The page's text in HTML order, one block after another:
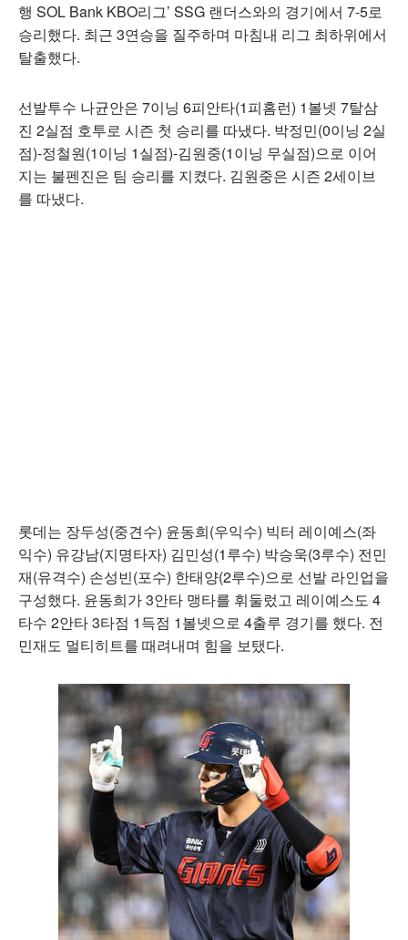
행 SOL Bank KBO리그’ SSG 랜더스와의 경기에서 7-5로
승리했다. 최근 3연승을 질주하며 마침내 리그 최하위에서
탈출했다.
선발투수 나균안은 7이닝 6피안타(1피홈런) 1볼넷 7탈삼
진 2실점 호투로 시즌 첫 승리를 따냈다. 박정민(0이닝 2실
점)-정철원(1이닝 1실점)-김원중(1이닝 무실점)으로 이어
지는 불펜진은 팀 승리를 지켰다. 김원중은 시즌 2세이브
를 따냈다.
롯데는 장두성(중견수) 윤동희(우익수) 빅터 레이예스(좌
익수) 유강남(지명타자) 김민성(1루수) 박승욱(3루수) 전민
재(유격수) 손성빈(포수) 한태양(2루수)으로 선발 라인업을
구성했다. 윤동희가 3안타 맹타를 휘둘렀고 레이예스도 4
타수 2안타 3타점 1득점 1볼넷으로 4출루 경기를 했다. 전
민재도 멀티히트를 때려내며 힘을 보탰다.